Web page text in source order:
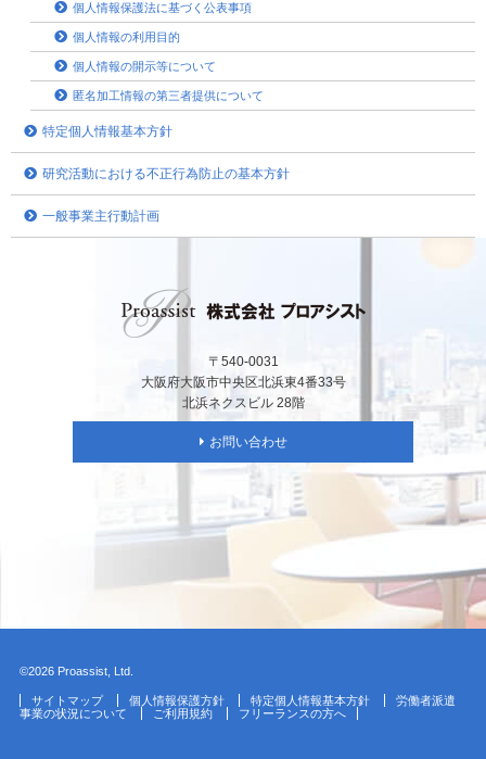
個人情報保護法に基づく公表事項
個人情報の利用目的
個人情報の開示等について
匿名加工情報の第三者提供について
特定個人情報基本方針
研究活動における不正行為防止の基本方針
一般事業主行動計画
〒540-0031
大阪府大阪市中央区北浜東4番33号
北浜ネクスビル 28階
お問い合わせ
©2026 Proassist, Ltd.
サイトマップ 個人情報保護方針 特定個人情報基本方針
労働者派遣
事業の状況について
ご利用規約 フリーランスの方へ